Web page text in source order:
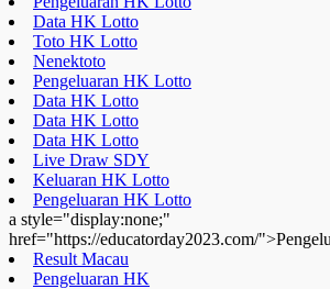
Data HK Lotto
Toto HK Lotto
Nenektoto
Pengeluaran HK Lotto
Data HK Lotto
Data HK Lotto
Data HK Lotto
Live Draw SDY
Keluaran HK Lotto
Pengeluaran HK Lotto
a style="display:none;"
href="https://educatorday2023.com/
Result Macau
Pengeluaran HK